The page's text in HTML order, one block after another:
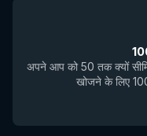
अपने आप को 50 तक क्यों
खोजने के लिए